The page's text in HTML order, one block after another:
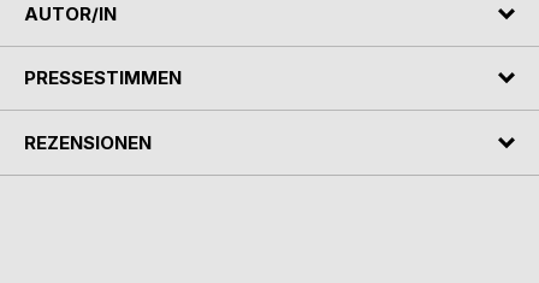
AUTOR/IN
PRESSESTIMMEN
REZENSIONEN